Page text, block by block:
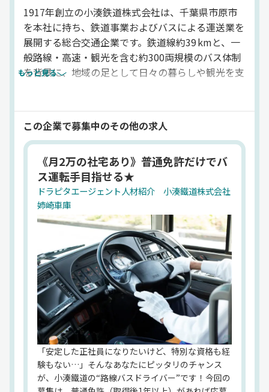
1917年創立の小湊鉄道株式会社は、千葉県市原市
を本社に持ち、鉄道事業およびバスによる運送業を
展開する総合交通企業です。鉄道線約39 kmと、一
般路線・高速・観光を含む約300両規模のバス体制
を背景に、地域の足として日々の暮らしや観光を支
ループに属しながらも独自ブランドを保ち、グルー
プ外の高速バス路線への参入や「里山トロッコ」な
ど観光型の列車も運営。持続可能な地域交通と観光
振興を両立しており、沿線活性化や地元住民との協
働を重視する企業風土です。運輸業における幅広い
フィールドがあり、ドライバーとして地域社会に貢
献できるやりがいある環境が整っています。
ドラピタエージェント人材紹介 小湊鐵道株式会社
代表者
石川晋平
設立
大正6年5月19日
住所
千葉県市原市五井中央東 一丁目1-2
資本金
202,500,000円
従業員数
もっと見る
この企業で募集中のその他の求人
《月2万の社宅あり》普通免許だけでバ
ス運転手目指せる★
ドラピタエージェント人材紹介 小湊鐵道株式会社
姉崎車庫
「安定した正社員になりたいけど、特別な資格も経
験もない…」そんなあなたにピッタリのチャンス
が、小湊鐵道の“路線バスドライバー”です！今回の